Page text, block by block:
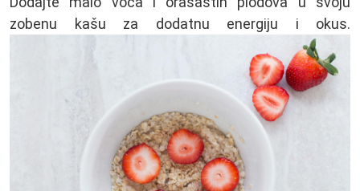
zobenu kašu za dodatnu energiju i okus.